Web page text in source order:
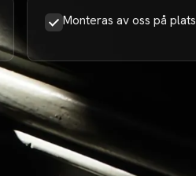
Monteras av oss på plats